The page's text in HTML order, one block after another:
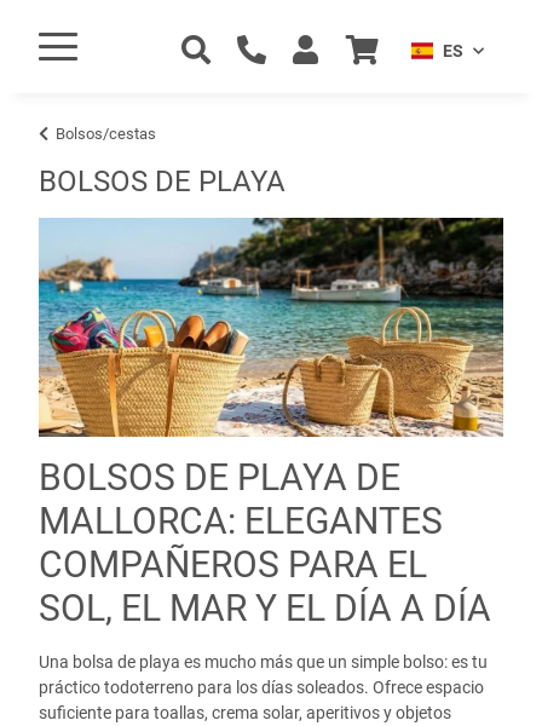
ES
Bolsos/cestas
BOLSOS DE PLAYA
BOLSOS DE PLAYA DE
MALLORCA: ELEGANTES
COMPAÑEROS PARA EL
SOL, EL MAR Y EL DÍA A DÍA
Una bolsa de playa es mucho más que un simple bolso: es tu
práctico todoterreno para los días soleados. Ofrece espacio
suficiente para toallas, crema solar, aperitivos y objetos